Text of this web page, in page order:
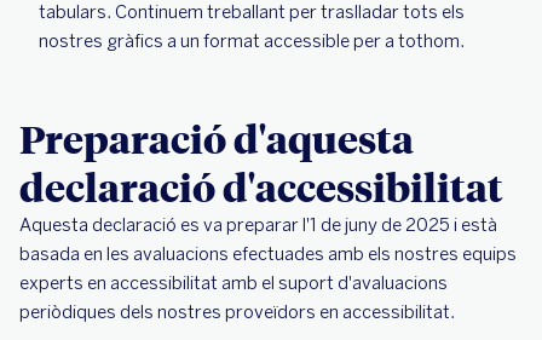
tabulars. Continuem treballant per traslladar tots els
nostres gràfics a un format accessible per a tothom.
Preparació d'aquesta
declaració d'accessibilitat
Aquesta declaració es va preparar l'1 de juny de 2025 i està
basada en les avaluacions efectuades amb els nostres equips
experts en accessibilitat amb el suport d'avaluacions
periòdiques dels nostres proveïdors en accessibilitat.